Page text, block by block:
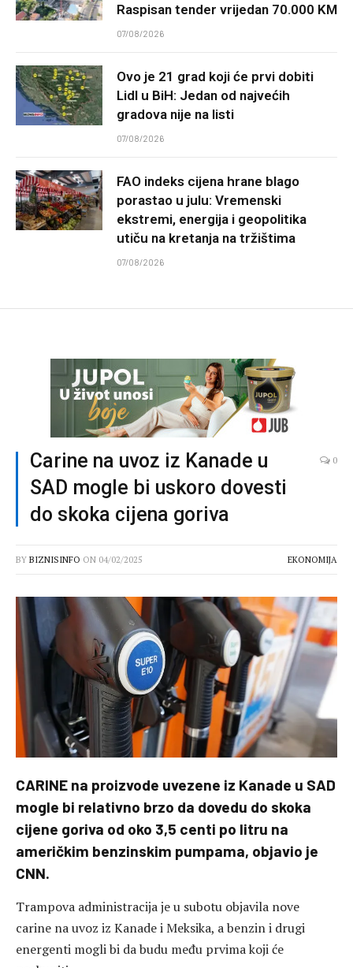
Raspisan tender vrijedan 70.000 KM
07/08/2026
Ovo je 21 grad koji će prvi dobiti
Lidl u BiH: Jedan od najvećih
gradova nije na listi
07/08/2026
FAO indeks cijena hrane blago
porastao u julu: Vremenski
ekstremi, energija i geopolitika
utiču na kretanja na tržištima
07/08/2026
Carine na uvoz iz Kanade u
SAD mogle bi uskoro dovesti
do skoka cijena goriva
0
BY BIZNISINFO ON 04/02/2025 EKONOMIJA
CARINE na proizvode uvezene iz Kanade u SAD
mogle bi relativno brzo da dovedu do skoka
cijene goriva od oko 3,5 centi po litru na
američkim benzinskim pumpama, objavio je
CNN.
Trampova administracija je u subotu objavila nove
carine na uvoz iz Kanade i Meksika, a benzin i drugi
energenti mogli bi da budu među prvima koji će